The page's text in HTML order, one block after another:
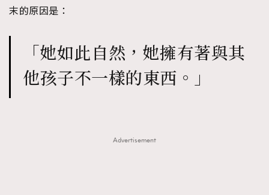
末的原因是：
「她如此自然，她擁有著與其
他孩子不一樣的東西。」
Advertisement